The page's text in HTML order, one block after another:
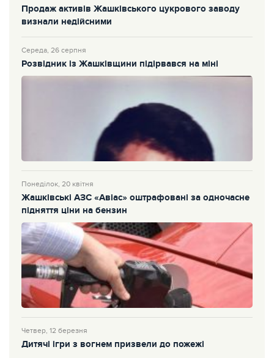
Продаж активів Жашківського цукрового заводу
визнали недійсними
Середа, 26 серпня
Розвідник із Жашківщини підірвався на міні
Понеділок, 20 квітня
Жашківські АЗС «Авіас» оштрафовані за одночасне
підняття ціни на бензин
Четвер, 12 березня
Дитячі ігри з вогнем призвели до пожежі